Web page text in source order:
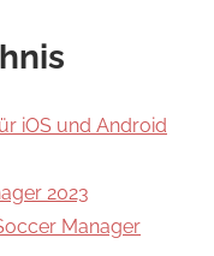
iOS und Android
2023
Manager